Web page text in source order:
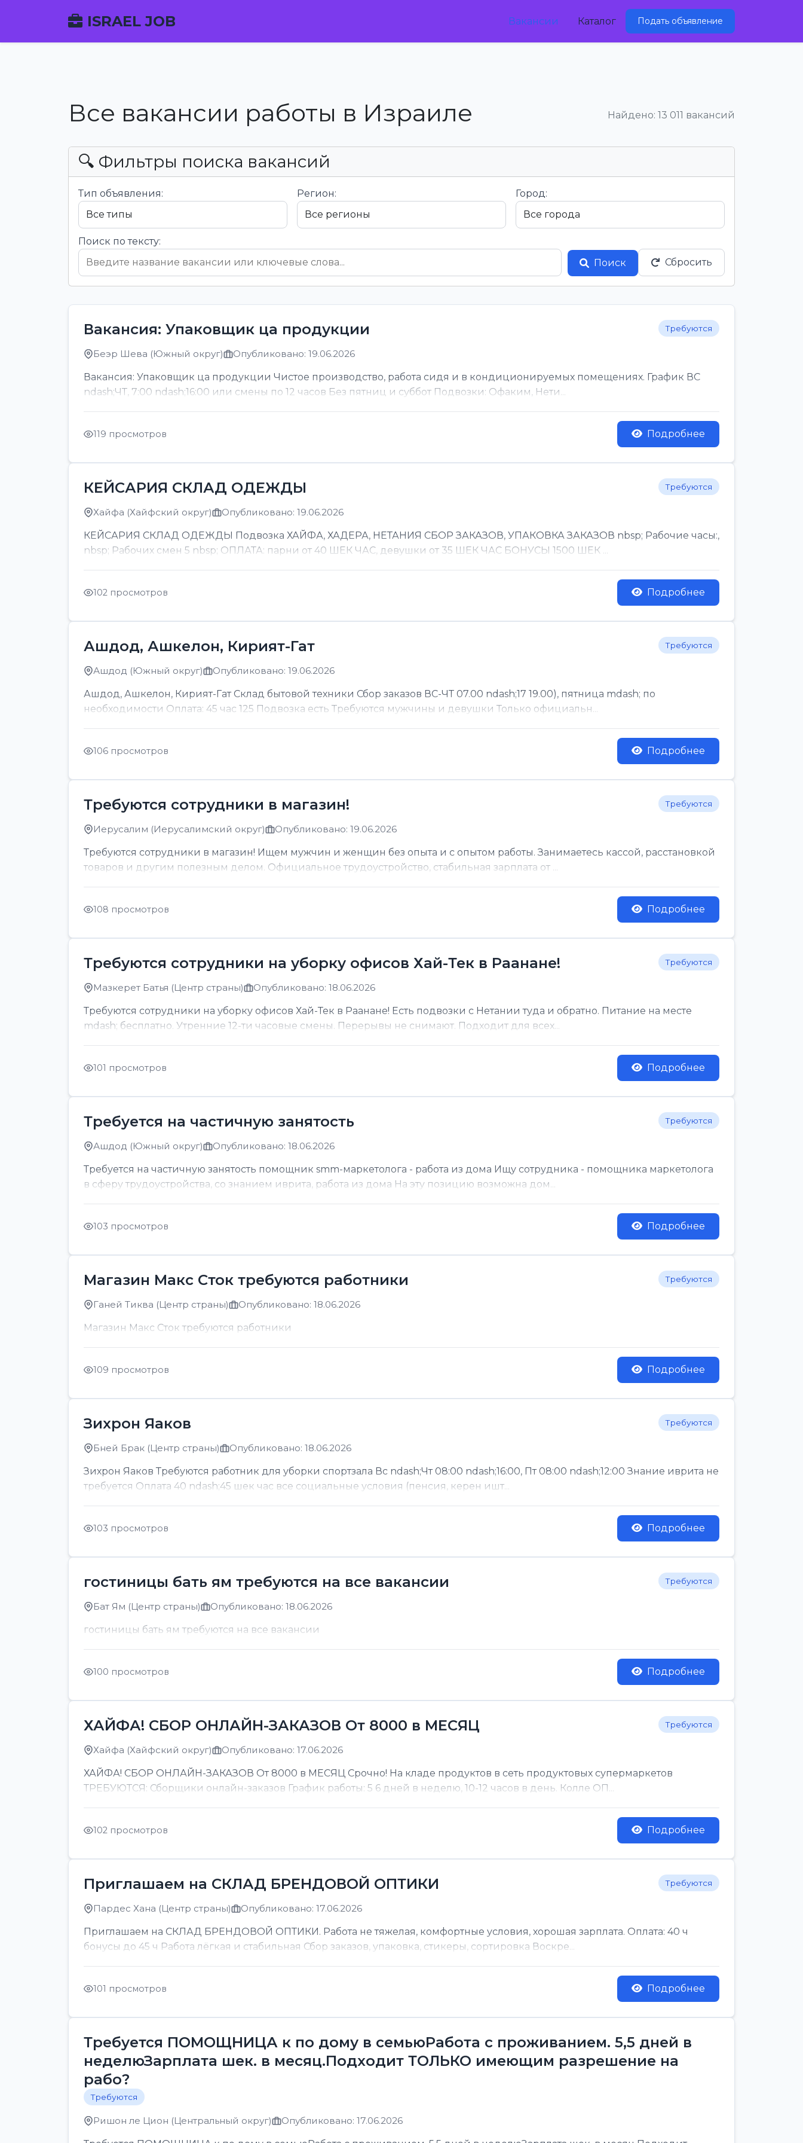
ISRAEL JOB Вакансии Каталог Подать объявление
Все вакансии работы в Израиле Найдено: 13 011 вакансий
🔍 Фильтры поиска вакансий
Тип объявления: Регион: Город:
Поиск по тексту:
Поиск
Сбросить
Вакансия: Упаковщик ца продукции Требуются
Беэр Шева (Южный округ) Опубликовано: 19.06.2026
Вакансия: Упаковщик ца продукции Чистое производство, работа сидя и в кондиционируемых помещениях. График ВС
ndash;ЧТ, 7:00 ndash;16:00 или смены по 12 часов Без пятниц и суббот Подвозки: Офаким, Нети...
119 просмотров Подробнее
КЕЙСАРИЯ СКЛАД ОДЕЖДЫ Требуются
Хайфа (Хайфский округ) Опубликовано: 19.06.2026
КЕЙСАРИЯ СКЛАД ОДЕЖДЫ Подвозка ХАЙФА, ХАДЕРА, НЕТАНИЯ СБОР ЗАКАЗОВ, УПАКОВКА ЗАКАЗОВ nbsp; Рабочие часы:,
nbsp; Рабочих смен 5 nbsp; ОПЛАТА: парни от 40 ШЕК ЧАС, девушки от 35 ШЕК ЧАС БОНУСЫ 1500 ШЕК ...
102 просмотров Подробнее
Ашдод, Ашкелон, Кирият-Гат Требуются
Ашдод (Южный округ) Опубликовано: 19.06.2026
Ашдод, Ашкелон, Кирият-Гат Склад бытовой техники Сбор заказов ВС-ЧТ 07.00 ndash;17 19.00), пятница mdash; по
необходимости Оплата: 45 час 125 Подвозка есть Требуются мужчины и девушки Только официальн...
106 просмотров Подробнее
Требуются сотрудники в магазин! Требуются
Иерусалим (Иерусалимский округ) Опубликовано: 19.06.2026
Требуются сотрудники в магазин! Ищем мужчин и женщин без опыта и с опытом работы. Занимаетесь кассой, расстановкой
товаров и другим полезным делом. Официальное трудоустройство, стабильная зарплата от ...
108 просмотров Подробнее
Требуются сотрудники на уборку офисов Хай-Тек в Раанане! Требуются
Мазкерет Батья (Центр страны) Опубликовано: 18.06.2026
Требуются сотрудники на уборку офисов Хай-Тек в Раанане! Есть подвозки с Нетании туда и обратно. Питание на месте
mdash; бесплатно. Утренние 12-ти часовые смены. Перерывы не снимают. Подходит для всех...
101 просмотров Подробнее
Требуется на частичную занятость Требуются
Ашдод (Южный округ) Опубликовано: 18.06.2026
Требуется на частичную занятость помощник smm-маркетолога - работа из дома Ищу сотрудника - помощника маркетолога
в сферу трудоустройства, со знанием иврита, работа из дома На эту позицию возможна дом...
103 просмотров Подробнее
Магазин Макс Сток требуются работники Требуются
Ганей Тиква (Центр страны) Опубликовано: 18.06.2026
Магазин Макс Сток требуются работники
109 просмотров Подробнее
Зихрон Яаков Требуются
Бней Брак (Центр страны) Опубликовано: 18.06.2026
Зихрон Яаков Требуются работник для уборки спортзала Вс ndash;Чт 08:00 ndash;16:00, Пт 08:00 ndash;12:00 Знание иврита не
требуется Оплата 40 ndash;45 шек час все социальные условия (пенсия, керен ишт...
103 просмотров Подробнее
гостиницы бать ям требуются на все вакансии Требуются
Бат Ям (Центр страны) Опубликовано: 18.06.2026
гостиницы бать ям требуются на все вакансии
100 просмотров Подробнее
ХАЙФА! СБОР ОНЛАЙН-ЗАКАЗОВ От 8000 в МЕСЯЦ Требуются
Хайфа (Хайфский округ) Опубликовано: 17.06.2026
ХАЙФА! СБОР ОНЛАЙН-ЗАКАЗОВ От 8000 в МЕСЯЦ Срочно! На кладе продуктов в сеть продуктовых супермаркетов
ТРЕБУЮТСЯ: Сборщики онлайн-заказов График работы: 5 6 дней в неделю, 10-12 часов в день. Колле ОП...
102 просмотров Подробнее
Приглашаем на СКЛАД БРЕНДОВОЙ ОПТИКИ Требуются
Пардес Хана (Центр страны) Опубликовано: 17.06.2026
Приглашаем на СКЛАД БРЕНДОВОЙ ОПТИКИ. Работа не тяжелая, комфортные условия, хорошая зарплата. Оплата: 40 ч
бонусы до 45 ч Работа лёгкая и стабильная Сбор заказов, упаковка, стикеры, сортировка Воскре...
101 просмотров Подробнее
Требуется ПОМОЩНИЦА к по дому в семьюРабота с проживанием. 5,5 дней в
неделюЗарплата шек. в месяц.Подходит ТОЛЬКО имеющим разрешение на
рабо?
Требуются
Ришон ле Цион (Центральный округ) Опубликовано: 17.06.2026